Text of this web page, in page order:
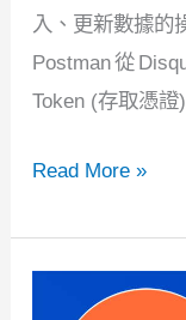
刪
除
討
串
入、更新數據的
Postman 從
Token (存取憑證)
Postman
學:
Read More »